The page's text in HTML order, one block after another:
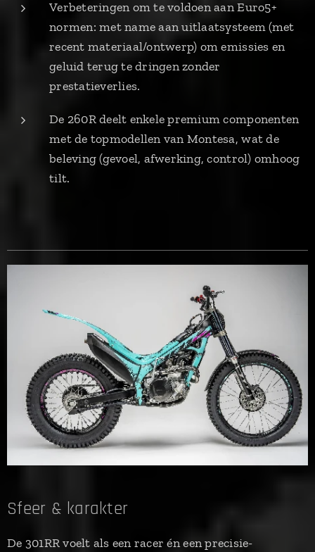
Verbeteringen om te voldoen aan Euro5+
normen: met name aan uitlaatsysteem (met
recent materiaal/ontwerp) om emissies en
geluid terug te dringen zonder
prestatieverlies.
De 260R deelt enkele premium componenten
met de topmodellen van Montesa, wat de
beleving (gevoel, afwerking, control) omhoog
tilt.
Sfeer & karakter
De 301RR voelt als een racer én een precisie-